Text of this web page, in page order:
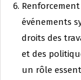
événements
droits des
et des
un rôle